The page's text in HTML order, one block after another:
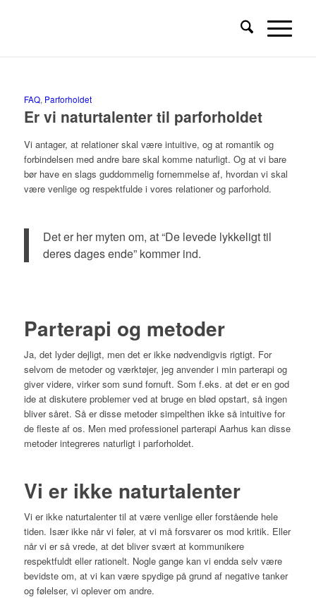
FAQ, Parforholdet
Er vi naturtalenter til parforholdet
Vi antager, at relationer skal være intuitive, og at romantik og
forbindelsen med andre bare skal komme naturligt. Og at vi bare
bør have en slags guddommelig fornemmelse af, hvordan vi skal
være venlige og respektfulde i vores relationer og parforhold.
Det er her myten om, at “De levede lykkeligt til
deres dages ende” kommer ind.
Parterapi og metoder
Ja, det lyder dejligt, men det er ikke nødvendigvis rigtigt. For
selvom de metoder og værktøjer, jeg anvender i min parterapi og
giver videre, virker som sund fornuft. Som f.eks. at det er en god
ide at diskutere problemer ved at bruge en blød opstart, så ingen
bliver såret. Så er disse metoder simpelthen ikke så intuitive for
de fleste af os. Men med professionel parterapi Aarhus kan disse
metoder integreres naturligt i parforholdet.
Vi er ikke naturtalenter
Vi er ikke naturtalenter til at være venlige eller forstående hele
tiden. Især ikke når vi føler, at vi må forsvarer os mod kritik. Eller
når vi er så vrede, at det bliver svært at kommunikere
respektfuldt eller rationelt. Nogle gange kan vi endda selv være
bevidste om, at vi kan være spydige på grund af negative tanker
og følelser, vi oplever om andre.